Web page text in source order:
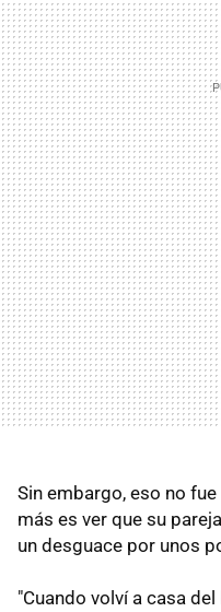
Sin embargo, eso no
más es ver que su
un desguace por unos
"Cuando volví a casa